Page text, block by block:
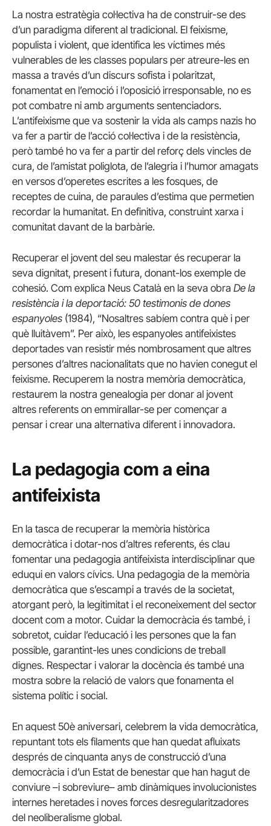
La nostra estratègia col·lectiva ha de construir-se des
d’un paradigma diferent al tradicional. El feixisme,
populista i violent, que identifica les víctimes més
vulnerables de les classes populars per atreure-les en
massa a través d’un discurs sofista i polaritzat,
fonamentat en l’emoció i l’oposició irresponsable, no es
pot combatre ni amb arguments sentenciadors.
L’antifeixisme que va sostenir la vida als camps nazis ho
va fer a partir de l’acció col·lectiva i de la resistència,
però també ho va fer a partir del reforç dels vincles de
cura, de l’amistat poliglota, de l’alegria i l’humor amagats
en versos d’operetes escrites a les fosques, de
receptes de cuina, de paraules d’estima que permetien
recordar la humanitat. En definitiva, construint xarxa i
comunitat davant de la barbàrie.
Recuperar el jovent del seu malestar és recuperar la
seva dignitat, present i futura, donant-los exemple de
cohesió. Com explica Neus Català en la seva obra De la
resistència i la deportació: 50 testimonis de dones
espanyoles (1984), “Nosaltres sabíem contra què i per
què lluitàvem”. Per això, les espanyoles antifeixistes
deportades van resistir més nombrosament que altres
persones d’altres nacionalitats que no havien conegut el
feixisme. Recuperem la nostra memòria democràtica,
restaurem la nostra genealogia per donar al jovent
altres referents on emmirallar-se per començar a
pensar i crear una alternativa diferent i innovadora.
La pedagogia com a eina
antifeixista
En la tasca de recuperar la memòria històrica
democràtica i dotar-nos d’altres referents, és clau
fomentar una pedagogia antifeixista interdisciplinar que
eduqui en valors cívics. Una pedagogia de la memòria
democràtica que s’escampi a través de la societat,
atorgant però, la legitimitat i el reconeixement del sector
docent com a motor. Cuidar la democràcia és també, i
sobretot, cuidar l’educació i les persones que la fan
possible, garantint-les unes condicions de treball
dignes. Respectar i valorar la docència és també una
mostra sobre la relació de valors que fonamenta el
sistema polític i social.
En aquest 50è aniversari, celebrem la vida democràtica,
repuntant tots els filaments que han quedat afluixats
després de cinquanta anys de construcció d’una
democràcia i d’un Estat de benestar que han hagut de
conviure –i sobreviure– amb dinàmiques involucionistes
internes heretades i noves forces desregularitzadores
del neoliberalisme global.